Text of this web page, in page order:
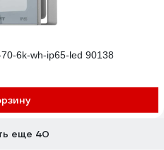
6k-wh-ip65-led 90138
еще 40